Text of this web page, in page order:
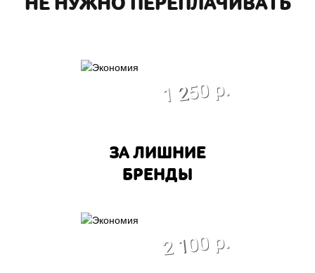
1 250 р.
ЗА ЛИШНИЕ
БРЕНДЫ
2 100 р.